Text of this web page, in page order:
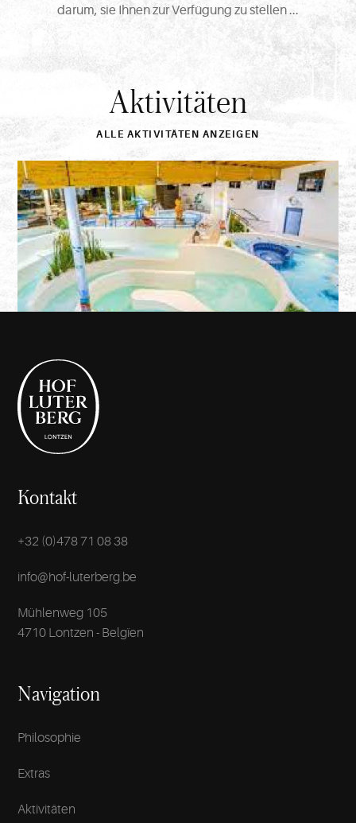
darum, sie Ihnen zur Verfügung zu stellen ...
unsere
Aktivitäten
Aktivitäten
ALLE AKTIVITÄTEN ANZEIGEN
Kontakt
+32 (0)478 71 08 38
info@hof-luterberg.be
Mühlenweg 105
4710 Lontzen - Belgïen
Navigation
Philosophie
Extras
Aktivitäten